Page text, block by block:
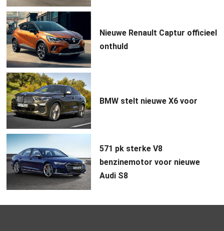
Nieuwe Renault Captur officieel
onthuld
BMW stelt nieuwe X6 voor
571 pk sterke V8
benzinemotor voor nieuwe
Audi S8